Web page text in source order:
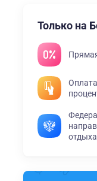
Только на
отдыха